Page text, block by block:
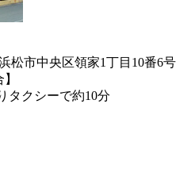
松市中央区領家1丁目10番6号
タクシーで約10分